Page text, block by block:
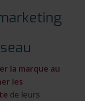
la marque au
les
de leurs